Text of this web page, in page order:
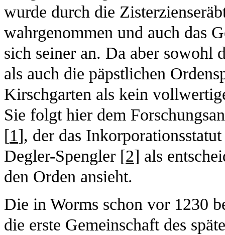
wurde durch die
wahrgenommen und auch das
sich seiner an. Da aber sowohl
als auch die päpstlichen
Kirschgarten als kein
Sie folgt hier dem
[1], der das
Degler-Spengler [2] als
den Orden ansieht.
Die in Worms schon vor 1230
die erste Gemeinschaft des